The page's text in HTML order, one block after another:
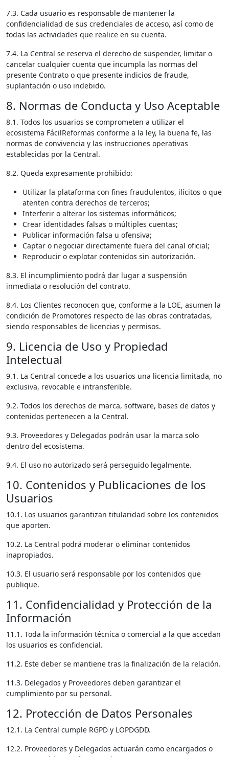
7.3. Cada usuario es responsable de mantener la
confidencialidad de sus credenciales de acceso, así como de
todas las actividades que realice en su cuenta.
7.4. La Central se reserva el derecho de suspender, limitar o
cancelar cualquier cuenta que incumpla las normas del
presente Contrato o que presente indicios de fraude,
suplantación o uso indebido.
8. Normas de Conducta y Uso Aceptable
8.1. Todos los usuarios se comprometen a utilizar el
ecosistema FácilReformas conforme a la ley, la buena fe, las
normas de convivencia y las instrucciones operativas
establecidas por la Central.
8.2. Queda expresamente prohibido:
Utilizar la plataforma con fines fraudulentos, ilícitos o que
atenten contra derechos de terceros;
Interferir o alterar los sistemas informáticos;
Crear identidades falsas o múltiples cuentas;
Publicar información falsa u ofensiva;
Captar o negociar directamente fuera del canal oficial;
Reproducir o explotar contenidos sin autorización.
8.3. El incumplimiento podrá dar lugar a suspensión
inmediata o resolución del contrato.
8.4. Los Clientes reconocen que, conforme a la LOE, asumen la
condición de Promotores respecto de las obras contratadas,
siendo responsables de licencias y permisos.
9. Licencia de Uso y Propiedad
Intelectual
9.1. La Central concede a los usuarios una licencia limitada, no
exclusiva, revocable e intransferible.
9.2. Todos los derechos de marca, software, bases de datos y
contenidos pertenecen a la Central.
9.3. Proveedores y Delegados podrán usar la marca solo
dentro del ecosistema.
9.4. El uso no autorizado será perseguido legalmente.
10. Contenidos y Publicaciones de los
Usuarios
10.1. Los usuarios garantizan titularidad sobre los contenidos
que aporten.
10.2. La Central podrá moderar o eliminar contenidos
inapropiados.
10.3. El usuario será responsable por los contenidos que
publique.
11. Confidencialidad y Protección de la
Información
11.1. Toda la información técnica o comercial a la que accedan
los usuarios es confidencial.
11.2. Este deber se mantiene tras la finalización de la relación.
11.3. Delegados y Proveedores deben garantizar el
cumplimiento por su personal.
12. Protección de Datos Personales
12.1. La Central cumple RGPD y LOPDGDD.
12.2. Proveedores y Delegados actuarán como encargados o